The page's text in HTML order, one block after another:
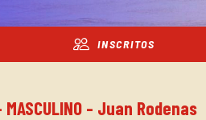
INSCRITOS
- Juan Rodenas